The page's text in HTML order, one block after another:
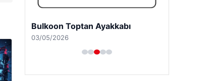
Bulkoon Toptan Ayakkabı
03/05/2026